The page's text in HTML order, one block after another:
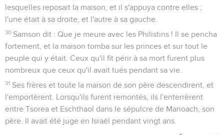
lesquelles reposait la maison, et il s'appuya contre elles ;
l'une était à sa droite, et l'autre à sa gauche.
30 Samson dit : Que je meure avec les Philistins ! Il se pencha
fortement, et la maison tomba sur les princes et sur tout le
peuple qui y était. Ceux qu'il fit périr à sa mort furent plus
nombreux que ceux qu'il avait tués pendant sa vie.
31 Ses frères et toute la maison de son père descendirent, et
l'emportèrent. Lorsqu'ils furent remontés, ils l'enterrèrent
entre Tsorea et Eschthaol dans le sépulcre de Manoach, son
père. Il avait été juge en Israël pendant vingt ans.